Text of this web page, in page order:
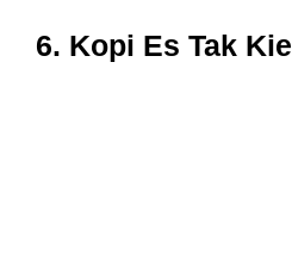
6. Kopi Es Tak Kie